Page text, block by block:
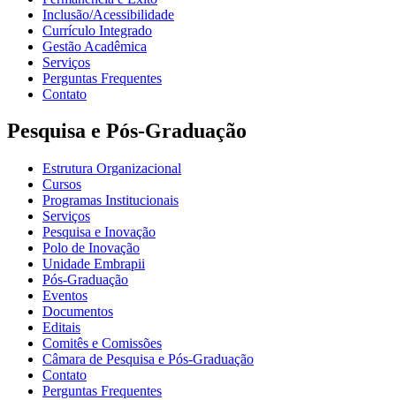
Inclusão/Acessibilidade
Currículo Integrado
Gestão Acadêmica
Serviços
Perguntas Frequentes
Contato
Pesquisa e Pós-Graduação
Estrutura Organizacional
Cursos
Programas Institucionais
Serviços
Pesquisa e Inovação
Polo de Inovação
Unidade Embrapii
Pós-Graduação
Eventos
Documentos
Editais
Comitês e Comissões
Câmara de Pesquisa e Pós-Graduação
Contato
Perguntas Frequentes